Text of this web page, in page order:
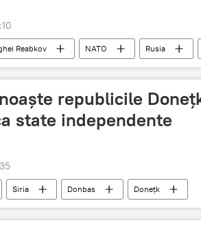
Reabkov NATO Rusia
republicile
state independente
Siria Donbas Donețk